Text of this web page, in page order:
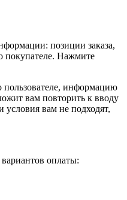
позиции заказа,
покупателе. Нажмите
информацию
вам повторить к вводу
условия вам не подходят,
оплаты: